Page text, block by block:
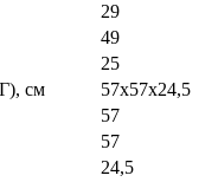
29
49
25
см
57х57х24,5
57
57
24,5